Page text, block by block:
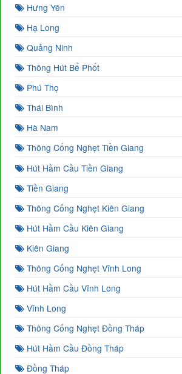
Hưng Yên
Hạ Long
Quảng Ninh
Thông Hút Bể Phốt
Phú Thọ
Thái Bình
Hà Nam
Thông Cống Nghẹt Tiền Giang
Hút Hầm Cầu Tiền Giang
Tiền Giang
Thông Cống Nghẹt Kiên Giang
Hút Hầm Cầu Kiên Giang
Kiên Giang
Thông Cống Nghẹt Vĩnh Long
Hút Hầm Cầu Vĩnh Long
Vĩnh Long
Thông Cống Nghẹt Đồng Tháp
Hút Hầm Cầu Đồng Tháp
Đồng Tháp